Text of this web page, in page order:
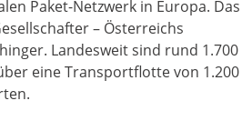
Paket-Netzwerk in Europa. Das
– Österreichs
Landesweit sind rund 1.700
eine Transportflotte von 1.200